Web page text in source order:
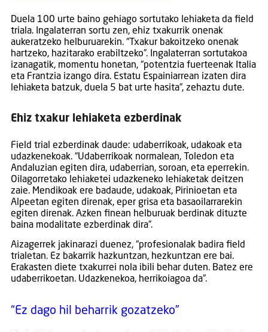
Duela 100 urte baino gehiago sortutako lehiaketa da field
triala. Ingalaterran sortu zen, ehiz txakurrik onenak
aukeratzeko helburuarekin. “Txakur bakoitzeko onenak
hartzeko, hazitarako erabiltzeko”. Ingalaterran sortutakoa
izanagatik, momentu honetan, “potentzia fuerteenak Italia
eta Frantzia izango dira. Estatu Espainiarrean izaten dira
lehiaketa batzuk, duela 5 bat urte hasita”, zehaztu dute.
Ehiz txakur lehiaketa ezberdinak
Field trial ezberdinak daude: udaberrikoak, udakoak eta
udazkenekoak. “Udaberrikoak normalean, Toledon eta
Andaluzian egiten dira, udaberrian, soroan, eta eperrekin.
Oilagorretako lehiaketei udazkeneko lehiaketak deitzen
zaie. Mendikoak ere badaude, udakoak, Pirinioetan eta
Alpeetan egiten direnak, eper grisa eta basaoilarrarekin
egiten direnak. Azken finean helburuak berdinak dituzte
baina modalitate ezberdinak dira”.
Aizagerrek jakinarazi duenez, “profesionalak badira field
trialetan. Ez bakarrik hazkuntzan, hezkuntzan ere bai.
Erakasten diete txakurrei nola ibili behar duten. Batez ere
udaberrikoetan. Udazkenekoa, herrikoiagoa da”.
“Ez dago hil beharrik gozatzeko”